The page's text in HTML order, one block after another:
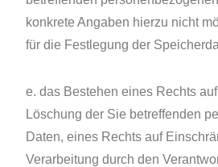
konkrete Angaben hierzu nicht
für die Festlegung der
e. das Bestehen eines Rechts
Löschung der Sie betreffenden
Daten, eines Rechts auf
Verarbeitung durch den